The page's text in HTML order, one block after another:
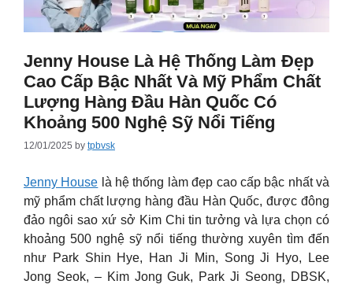
Jenny House Là Hệ Thống Làm Đẹp
Cao Cấp Bậc Nhất Và Mỹ Phẩm Chất
Lượng Hàng Đầu Hàn Quốc Có
Khoảng 500 Nghệ Sỹ Nổi Tiếng
12/01/2025 by tpbvsk
Jenny House là hệ thống làm đẹp cao cấp bậc nhất và
mỹ phẩm chất lượng hàng đầu Hàn Quốc, được đông
đảo ngôi sao xứ sở Kim Chi tin tưởng và lựa chọn có
khoảng 500 nghệ sỹ nổi tiếng thường xuyên tìm đến
như Park Shin Hye, Han Ji Min, Song Ji Hyo, Lee
Jong Seok, – Kim Jong Guk, Park Ji Seong, DBSK,